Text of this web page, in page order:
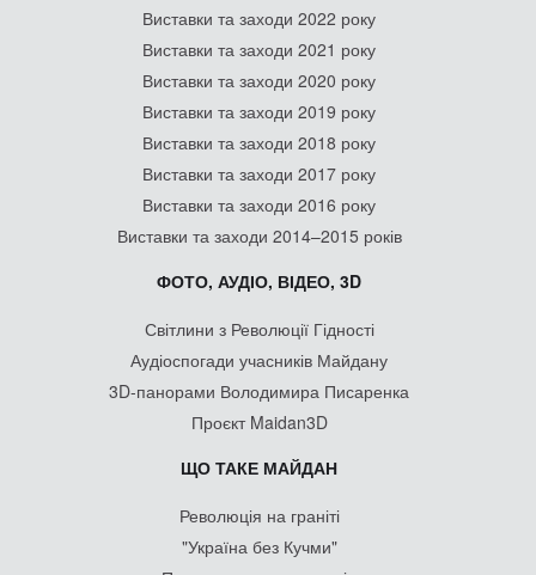
Виставки та заходи 2022 року
Виставки та заходи 2021 року
Виставки та заходи 2020 року
Виставки та заходи 2019 року
Виставки та заходи 2018 року
Виставки та заходи 2017 року
Виставки та заходи 2016 року
Виставки та заходи 2014–2015 років
ФОТО, АУДІО, ВІДЕО, 3D
Світлини з Революції Гідності
Аудіоспогади учасників Майдану
3D-панорами Володимира Писаренка
Проєкт Maidan3D
ЩО ТАКЕ МАЙДАН
Революція на граніті
"Україна без Кучми"